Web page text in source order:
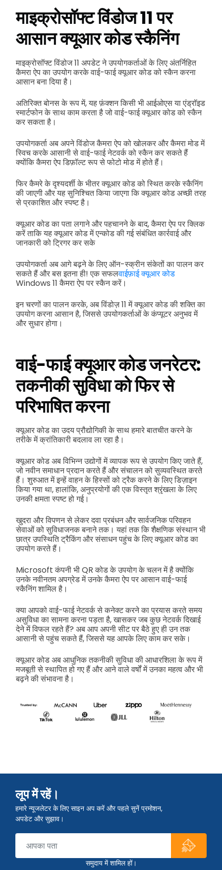
माइक्रोसॉफ्ट विंडोज 11 पर
आसान क्यूआर कोड स्कैनिंग
माइक्रोसॉफ्ट विंडोज 11 अपडेट ने उपयोगकर्ताओं के लिए अंतर्निहित
कैमरा ऐप का उपयोग करके वाई-फाई क्यूआर कोड को स्कैन करना
आसान बना दिया है।
अतिरिक्त बोनस के रूप में, यह फ़ंक्शन किसी भी आईओएस या एंड्रॉइड
स्मार्टफोन के साथ काम करता है जो वाई-फाई क्यूआर कोड को स्कैन
कर सकता है।
उपयोगकर्ता अब अपने विंडोज कैमरा ऐप को खोलकर और कैमरा मोड में
स्विच करके आसानी से वाई-फाई नेटवर्क को स्कैन कर सकते हैं
क्योंकि कैमरा ऐप डिफ़ॉल्ट रूप से फोटो मोड में होते हैं।
फिर कैमरे के दृश्यदर्शी के भीतर क्यूआर कोड को स्थित करके स्कैनिंग
की जाएगी और यह सुनिश्चित किया जाएगा कि क्यूआर कोड अच्छी तरह
से प्रकाशित और स्पष्ट है।
क्यूआर कोड का पता लगाने और पहचानने के बाद, कैमरा ऐप पर क्लिक
करें ताकि यह क्यूआर कोड में एन्कोड की गई संबंधित कार्रवाई और
जानकारी को ट्रिगर कर सके
उपयोगकर्ता अब आगे बढ़ने के लिए ऑन-स्क्रीन संकेतों का पालन कर
सकते हैं और बस इतना ही! एक सफलवाईफ़ाई क्यूआर कोड
Windows 11 कैमरा ऐप पर स्कैन करें।
इन चरणों का पालन करके, अब विंडोज़ 11 में क्यूआर कोड की शक्ति का
उपयोग करना आसान है, जिससे उपयोगकर्ताओं के कंप्यूटर अनुभव में
और सुधार होगा।
वाई-फाई क्यूआर कोड जनरेटर:
तकनीकी सुविधा को फिर से
परिभाषित करना
क्यूआर कोड का उदय प्रौद्योगिकी के साथ हमारे बातचीत करने के
तरीके में क्रांतिकारी बदलाव ला रहा है।
क्यूआर कोड अब विभिन्न उद्योगों में व्यापक रूप से उपयोग किए जाते हैं,
जो नवीन समाधान प्रदान करते हैं और संचालन को सुव्यवस्थित करते
हैं। शुरुआत में इन्हें वाहन के हिस्सों को ट्रैक करने के लिए डिज़ाइन
किया गया था, हालांकि, अनुप्रयोगों की एक विस्तृत श्रृंखला के लिए
उनकी क्षमता स्पष्ट हो गई।
खुदरा और विपणन से लेकर दवा प्रबंधन और सार्वजनिक परिवहन
सेवाओं को सुविधाजनक बनाने तक। यहां तक कि शैक्षणिक संस्थान भी
छात्र उपस्थिति ट्रैकिंग और संसाधन पहुंच के लिए क्यूआर कोड का
उपयोग करते हैं।
Microsoft कंपनी भी QR कोड के उपयोग के चलन में है क्योंकि
उनके नवीनतम अपग्रेड में उनके कैमरा ऐप पर आसान वाई-फाई
स्कैनिंग शामिल है।
क्या आपको वाई-फाई नेटवर्क से कनेक्ट करने का प्रयास करते समय
असुविधा का सामना करना पड़ता है, खासकर जब कुछ नेटवर्क दिखाई
देने में विफल रहते हैं? अब आप अपनी सीट पर बैठे हुए ही उन तक
आसानी से पहुंच सकते हैं, जिससे यह आपके लिए काम कर सके।
क्यूआर कोड अब आधुनिक तकनीकी सुविधा की आधारशिला के रूप में
मजबूती से स्थापित हो गए हैं और आने वाले वर्षों में उनका महत्व और भी
बढ़ने की संभावना है।
लूप में रहें।
हमारे न्यूजलेटर के लिए साइन अप करें और पहले सुनें प्रमोशन,
अपडेट और सुझाव।
समुदाय में शामिल हों।